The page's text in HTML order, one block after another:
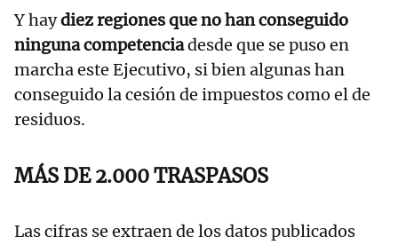
Y haydiez regiones que no han conseguido
ninguna competenciadesde que se puso en
marcha este Ejecutivo, si bien algunas han
conseguido la cesión de impuestos como el de
residuos.
MÁS DE 2.000 TRASPASOS
Las cifras se extraen de los datos publicados